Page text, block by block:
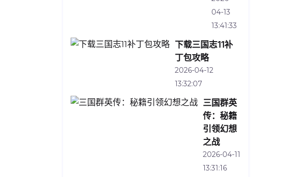
04-13
13:41:33
下载三国志11补
丁包攻略
2026-04-12
13:32:07
三国群英
传：秘籍
引领幻想
之战
2026-04-11
13:31:16